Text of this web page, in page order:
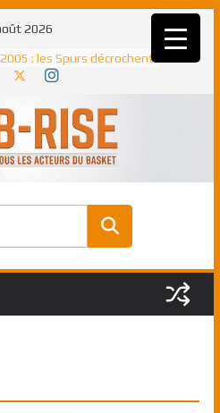
2026
d’une saison NBA
2005 : les Spurs décrochent
titre NBA, la rude bataille
: les Bucks et Giannis
triomphent, le Greek
de 40 points en NBA, le
face aux Spurs
l’histoire en 2002 :